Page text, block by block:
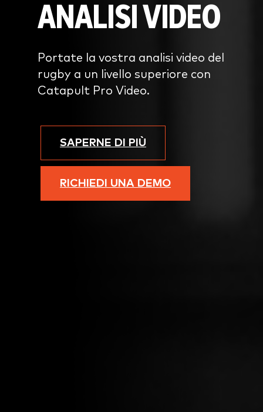
ANALISI VIDEO
Portate la vostra analisi video del
rugby a un livello superiore con
Catapult Pro Video.
SAPERNE DI PIÙ
RICHIEDI UNA DEMO